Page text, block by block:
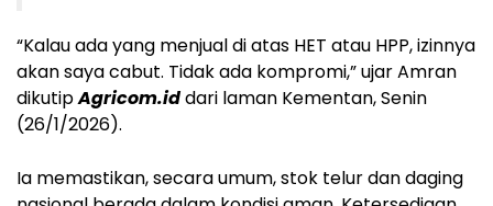
“Kalau ada yang menjual di atas HET atau HPP, izinnya
akan saya cabut. Tidak ada kompromi,” ujar Amran
dikutipAgricom.iddari laman Kementan, Senin
(26/1/2026).
Ia memastikan, secara umum, stok telur dan daging